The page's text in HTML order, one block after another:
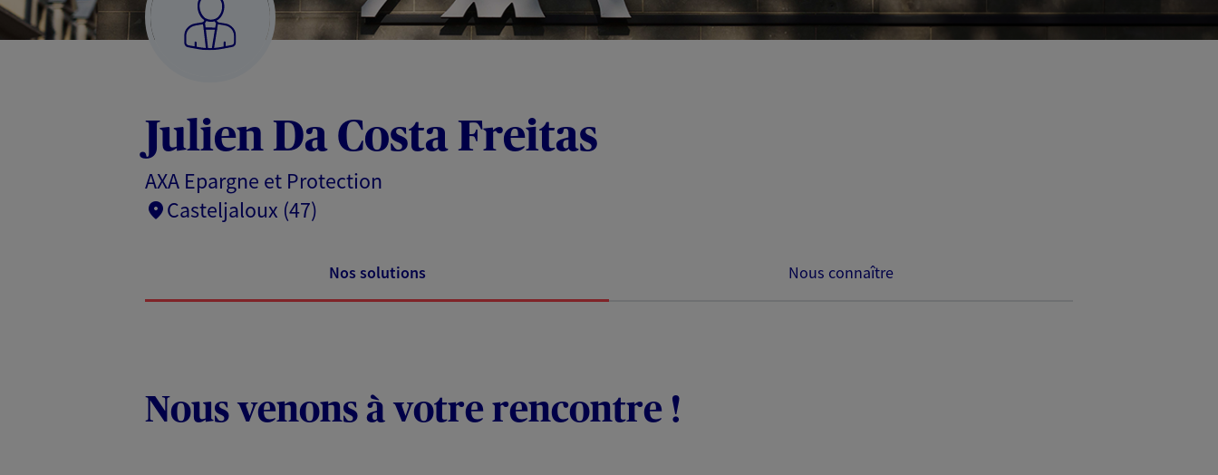
Julien Da Costa Freitas
AXA Epargne et Protection
Casteljaloux (47)
Nos solutions Nous connaître
Nous venons à votre rencontre !